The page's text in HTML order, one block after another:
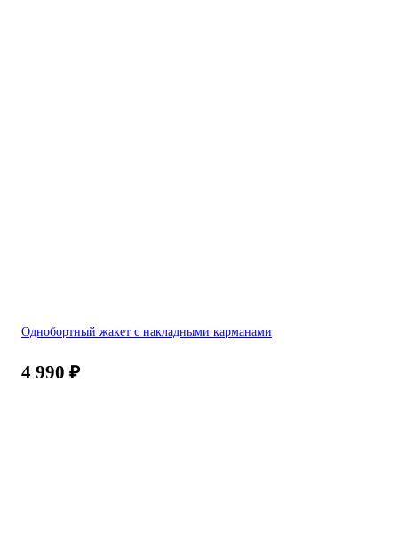
Однобортный жакет с накладными карманами
4 990 ₽